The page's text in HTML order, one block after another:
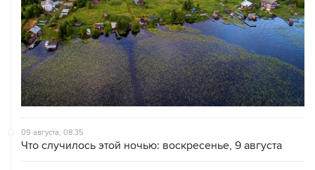
09 августа, 08:35
Что случилось этой ночью: воскресенье, 9 августа